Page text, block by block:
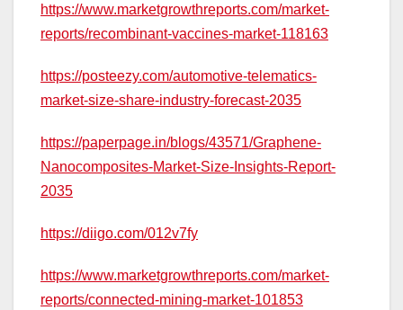
https://www.marketgrowthreports.com/market-
reports/recombinant-vaccines-market-118163
https://posteezy.com/automotive-telematics-
market-size-share-industry-forecast-2035
https://paperpage.in/blogs/43571/Graphene-
Nanocomposites-Market-Size-Insights-Report-
2035
https://diigo.com/012v7fy
https://www.marketgrowthreports.com/market-
reports/connected-mining-market-101853